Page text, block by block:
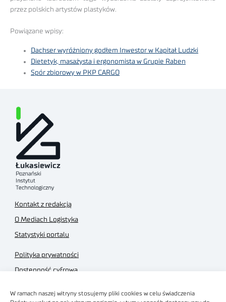
W ramach naszej witryny stosujemy pliki cookies w celu świadczenia
przez polskich artystów plastyków.
Powiązane wpisy:
Dachser wyróżniony godłem Inwestor w Kapitał Ludzki
Dietetyk, masażysta i ergonomista w Grupie Raben
Spór zbiorowy w PKP CARGO
Kontakt z redakcją
O Mediach Logistyka
Statystyki portalu
Polityka prywatności
Dostępność cyfrowa
Regulamin sklepu